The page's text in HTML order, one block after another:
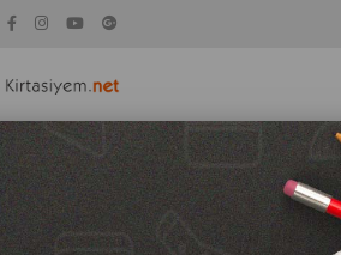
TEKNOLOJİ OYUNCAK